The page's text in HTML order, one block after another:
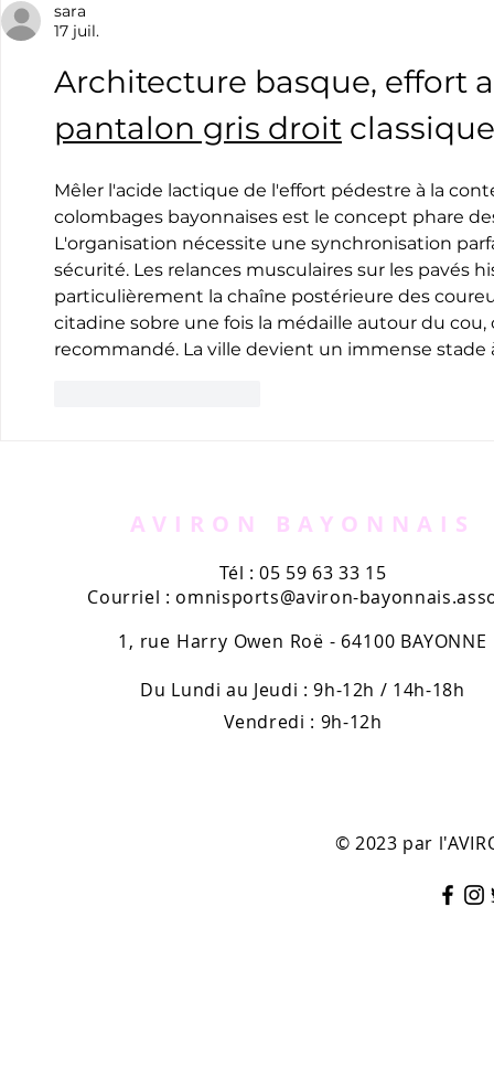
sara
17 juil.
Architecture basque, effort
pantalon gris droit classique
Mêler l'acide lactique de l'effort pédestre à la
colombages bayonnaises est le concept phare
L'organisation nécessite une synchronisation
sécurité. Les relances musculaires sur les pavés
particulièrement la chaîne postérieure des
citadine sobre une fois la médaille autour du
recommandé. La ville devient un immense stade
AVIRON BAYONNAIS
Tél : 05 59 63 33 15
Courriel : omnisports@aviron-
1, rue Harry Owen Roë - 64100 BAYONNE
Du Lundi au Jeudi : 9h-12h / 14h-18h
Vendredi : 9h-12h
© 2023 par